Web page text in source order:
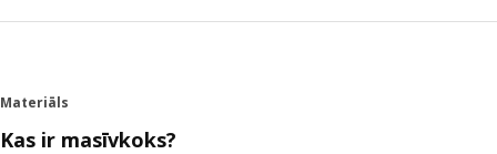
Materiāls
Kas ir masīvkoks?